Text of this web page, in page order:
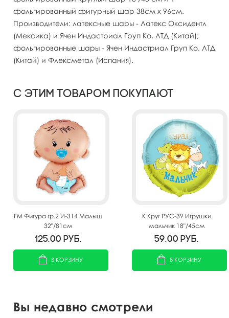
фольгированный фигурный шар 38см х 96см.
Производители: латексные шары - Латекс Оксидентл
(Мексика) и Ячен Индастриал Груп Ко, ЛТД (Китай);
фольгированные шары - Ячен Индастриал Груп Ко, ЛТД
(Китай) и Флексметал (Испания).
С этим товаром покупают
FM Фигура гр.2 И-314 Малыш
32"/81см
125.00 руб.
В КОРЗИНУ
K Круг РУС-39 Игрушки
мальчик 18"/45см
59.00 руб.
В КОРЗИНУ
Вы недавно смотрели